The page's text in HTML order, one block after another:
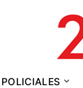
POLICIALES